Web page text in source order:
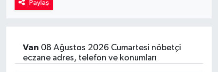
Paylaş
Van 08 Ağustos 2026 Cumartesi nöbetçi
eczane adres, telefon ve konumları
Yaşam